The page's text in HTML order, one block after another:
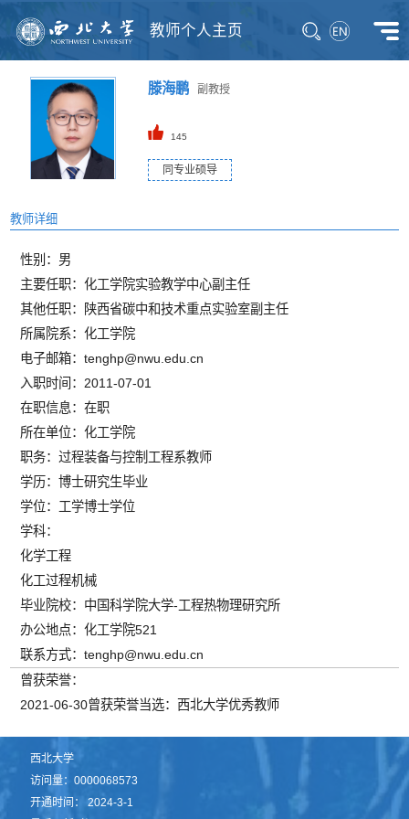
教师个人主页
滕海鹏副教授
145
同专业硕导
教师详细
性别：男
主要任职：化工学院实验教学中心副主任
其他任职：陕西省碳中和技术重点实验室副主任
所属院系：化工学院
电子邮箱：tenghp@nwu.edu.cn
入职时间：2011-07-01
在职信息：在职
所在单位：化工学院
职务：过程装备与控制工程系教师
学历：博士研究生毕业
学位：工学博士学位
学科：
化学工程
化工过程机械
毕业院校：中国科学院大学-工程热物理研究所
办公地点：化工学院521
联系方式：tenghp@nwu.edu.cn
曾获荣誉：
2021-06-30曾获荣誉当选：西北大学优秀教师
西北大学
访问量：0000068573
开通时间：2024-3-1